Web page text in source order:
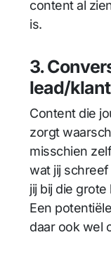
content al
is.
3.
lead/klant
Content die
zorgt
misschien
wat jij
jij bij die
Een
daar ook wel